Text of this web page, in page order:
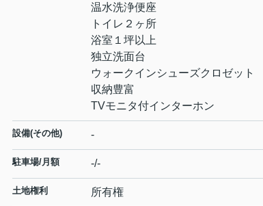
温水洗浄便座
トイレ２ヶ所
浴室１坪以上
独立洗面台
ウォークインシューズクロゼット
収納豊富
TVモニタ付インターホン
設備(その他) -
駐車場/月額 -/-
土地権利 所有権